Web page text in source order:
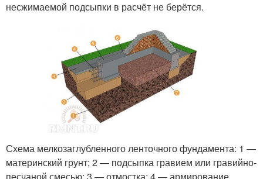
несжимаемой подсыпки в расчёт не берётся.
Схема мелкозаглубленного ленточного фундамента: 1 —
материнский грунт; 2 — подсыпка гравием или гравийно-
песчаной смесью; 3 — отмостка; 4 — армирование